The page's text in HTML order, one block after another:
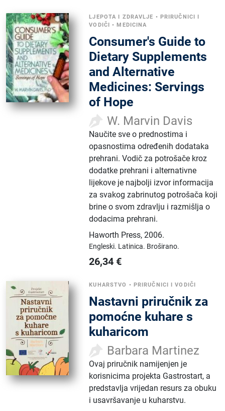
LJEPOTA I ZDRAVLJE • PRIRUČNICI I
VODIČI •MEDICINA
Consumer's Guide to
Dietary Supplements
and Alternative
Medicines: Servings
of Hope
W. Marvin Davis
Naučite sve o prednostima i
opasnostima određenih dodataka
prehrani. Vodič za potrošače kroz
dodatke prehrani i alternativne
lijekove je najbolji izvor informacija
za svakog zabrinutog potrošača koji
brine o svom zdravlju i razmišlja o
dodacima prehrani.
Haworth Press,2006.
Engleski. Latinica. Broširano.
26,34 €
KUHARSTVO • PRIRUČNICI I VODIČI
Nastavni priručnik za
pomoćne kuhare s
kuharicom
Barbara Martinez
Ovaj priručnik namijenjen je
korisnicima projekta Gastrostart, a
predstavlja vrijedan resurs za obuku
i usavršavanje u kuharstvu.